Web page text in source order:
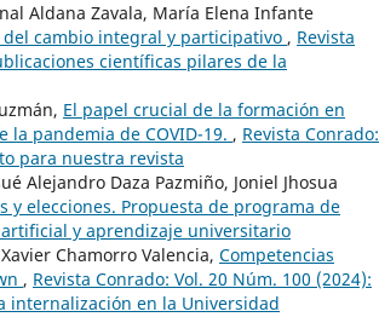
Aldana Zavala, María Elena Infante
cambio integral y participativo , Revista
científicas pilares de la
El papel crucial de la formación en
la pandemia de COVID-19. , Revista Conrado:
para nuestra revista
Alejandro Daza Pazmiño, Joniel Jhosua
y elecciones. Propuesta de programa de
artificial y aprendizaje universitario
Chamorro Valencia, Competencias
, Revista Conrado: Vol. 20 Núm. 100 (2024):
internalización en la Universidad